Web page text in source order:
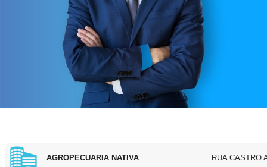
AGROPECUARIA NATIVA RUA CASTRO